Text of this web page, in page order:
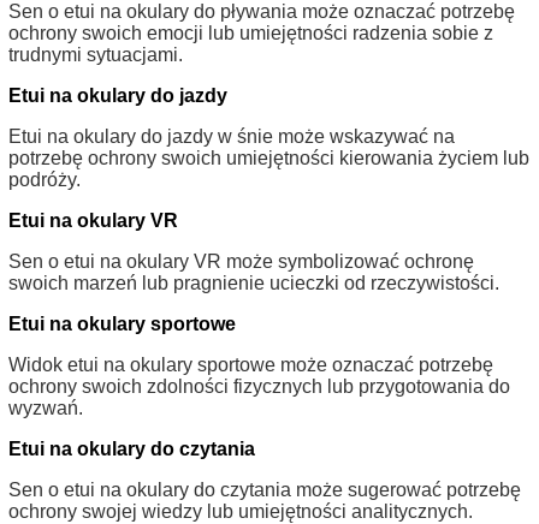
Sen o etui na okulary do pływania może oznaczać potrzebę
ochrony swoich emocji lub umiejętności radzenia sobie z
trudnymi sytuacjami.
Etui na okulary do jazdy
Etui na okulary do jazdy w śnie może wskazywać na
potrzebę ochrony swoich umiejętności kierowania życiem lub
podróży.
Etui na okulary VR
Sen o etui na okulary VR może symbolizować ochronę
swoich marzeń lub pragnienie ucieczki od rzeczywistości.
Etui na okulary sportowe
Widok etui na okulary sportowe może oznaczać potrzebę
ochrony swoich zdolności fizycznych lub przygotowania do
wyzwań.
Etui na okulary do czytania
Sen o etui na okulary do czytania może sugerować potrzebę
ochrony swojej wiedzy lub umiejętności analitycznych.